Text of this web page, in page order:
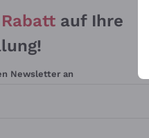
auf Ihre
Newsletter an